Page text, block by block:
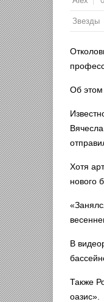
Звезды
Об этом
Хотя
нового
В
Также
оазис».